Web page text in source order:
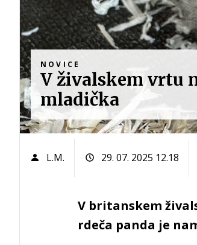
NOVICE
V živalskem vrtu
mladička
L.M. 29. 07. 2025 12.18
V britanskem
rdeča panda je